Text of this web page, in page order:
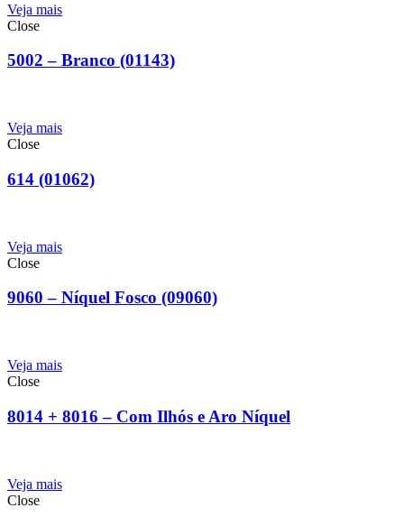
Veja mais
Close
5002 – Branco (01143)
Veja mais
Close
614 (01062)
Veja mais
Close
9060 – Níquel Fosco (09060)
Veja mais
Close
8014 + 8016 – Com Ilhós e Aro Níquel
Veja mais
Close